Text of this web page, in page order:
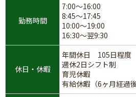
勤務時間
7:00～16:00
8:45～17:45
10:00～19:00
16:30～翌9:30
休日・休暇
年間休日 105日程度
週休2日シフト制
育児休暇
有給休暇（6ヶ月経過後